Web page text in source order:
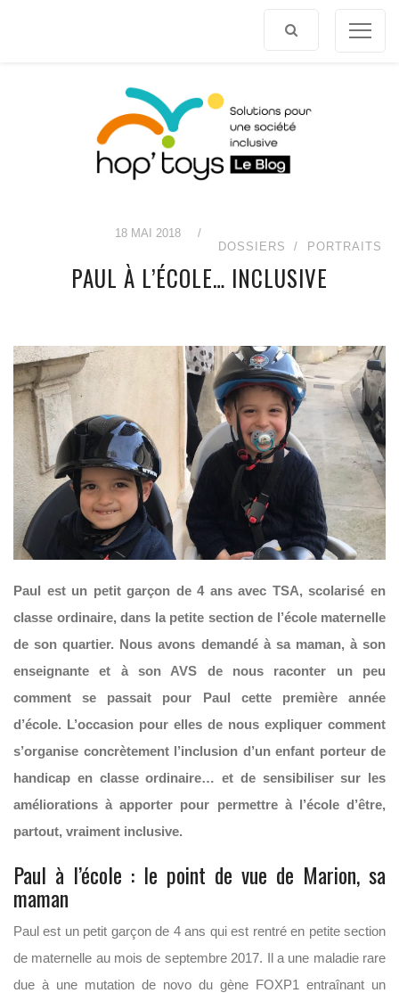
18 MAI 2018
/
DOSSIERS
PORTRAITS
PAUL À L’ÉCOLE… INCLUSIVE
Paul est un petit garçon de 4 ans avec TSA, scolarisé en
classe ordinaire, dans la petite section de l’école maternelle
de son quartier. Nous avons demandé à sa maman, à son
enseignante et à son AVS de nous raconter un peu
comment se passait pour Paul cette première année
d’école. L’occasion pour elles de nous expliquer comment
s’organise concrètement l’inclusion d’un enfant porteur de
handicap en classe ordinaire… et de sensibiliser sur les
améliorations à apporter pour permettre à l’école d’être,
partout, vraiment inclusive.
Paul à l’école : le point de vue de Marion, sa
maman
Paul est un petit garçon de 4 ans qui est rentré en petite section
de maternelle au mois de septembre 2017. Il a une maladie rare
due à une mutation de novo du gène FOXP1 entraînant un